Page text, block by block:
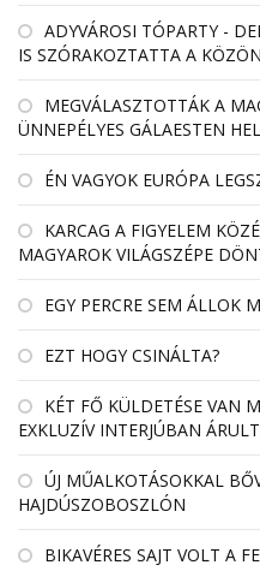
ADYVÁROSI TÓPARTY -
IS SZÓRAKOZTATTA A
MEGVÁLASZTOTTÁK A
ÜNNEPÉLYES GÁLAESTEN
ÉN VAGYOK EURÓPA
KARCAG A FIGYELEM
MAGYAROK VILÁGSZÉPE
EGY PERCRE SEM ÁLLOK
EZT HOGY CSINÁLTA?
KÉT FŐ KÜLDETÉSE VAN
EXKLUZÍV INTERJÚBAN
ÚJ MŰALKOTÁSOKKAL
HAJDÚSZOBOSZLÓN
BIKAVÉRES SAJT VOLT A